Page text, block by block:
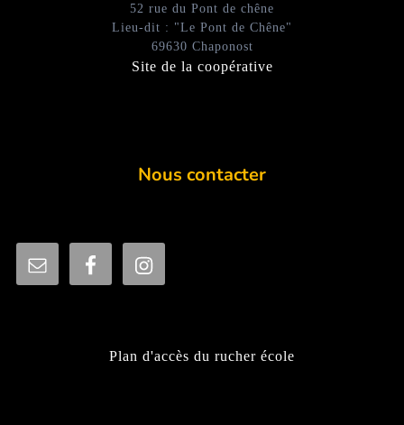
52 rue du Pont de chêne
Lieu-dit : "Le Pont de Chêne"
69630 Chaponost
Site de la coopérative
Nous contacter
Plan d'accès du rucher école